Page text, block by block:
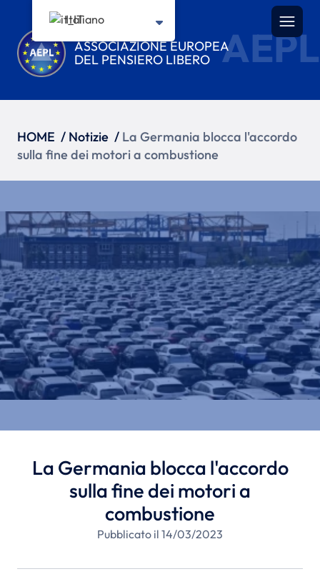
ASSOCIAZIONE EUROPEA
DEL PENSIERO LIBERO
AEPL
HOME / Notizie / La Germania blocca l'accordo
sulla fine dei motori a combustione
La Germania blocca l'accordo
sulla fine dei motori a
combustione
Pubblicato il 14/03/2023
Italiano